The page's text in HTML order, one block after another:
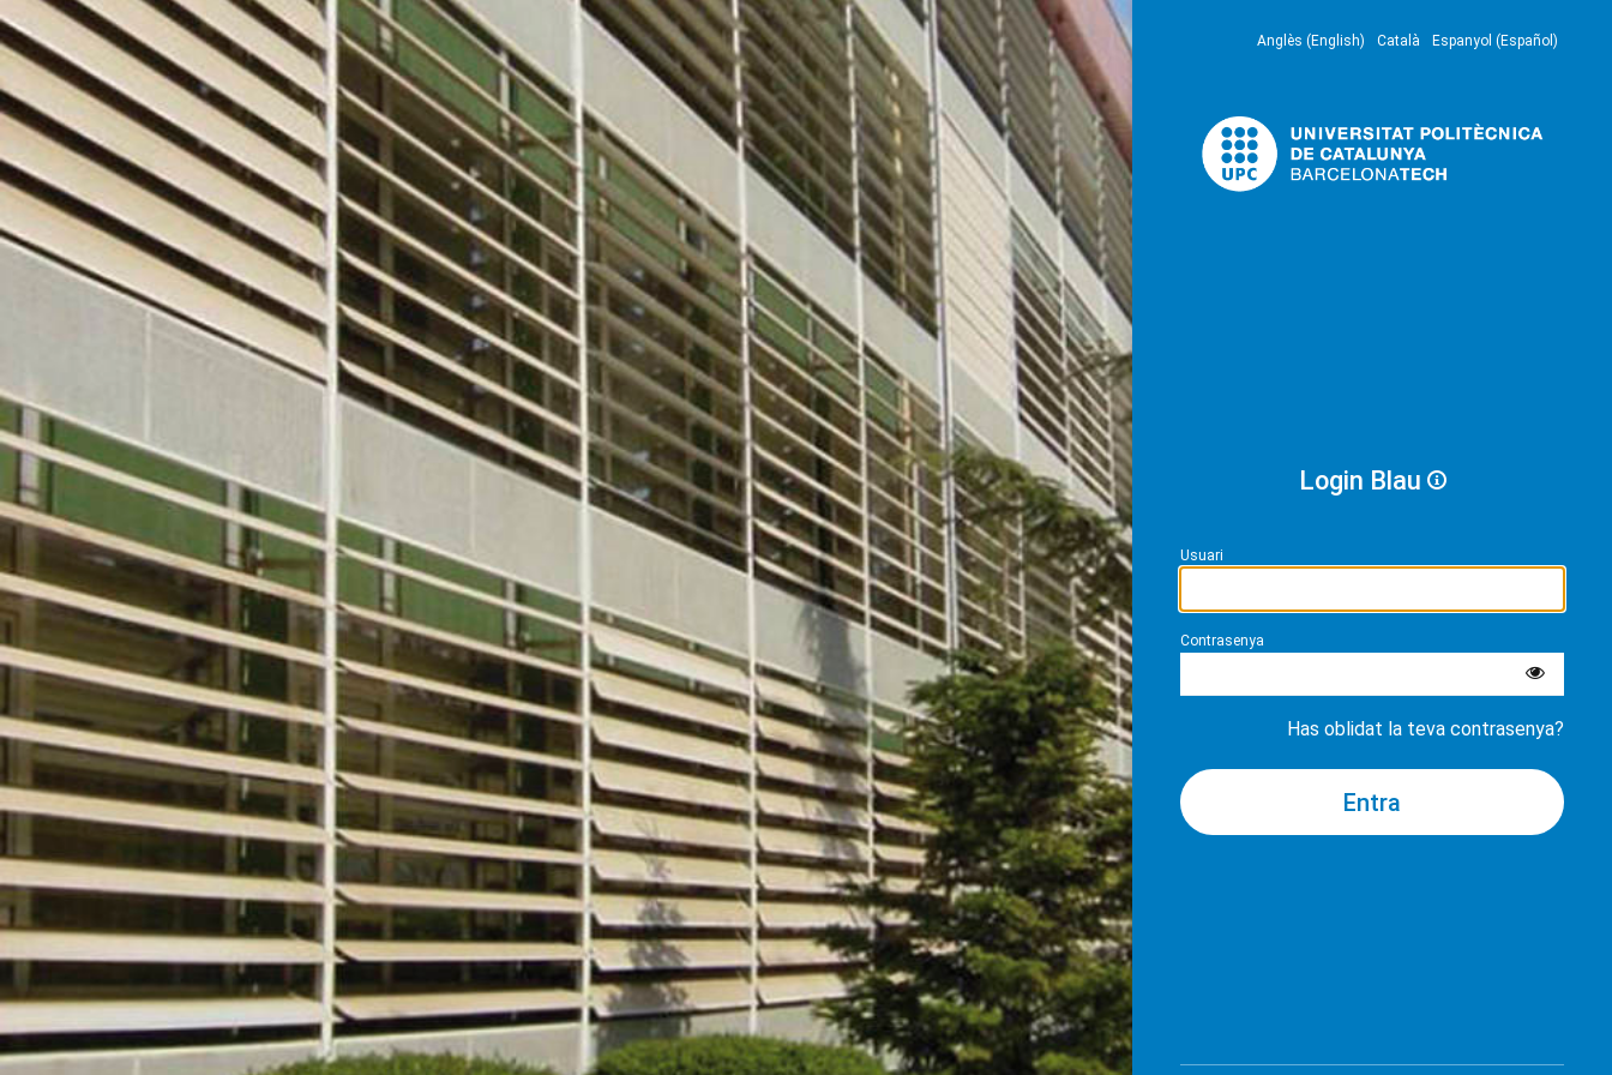
Anglès (English) Català Espanyol (Español)
Login Blau
Usuari
Contrasenya
Has oblidat la teva contrasenya?